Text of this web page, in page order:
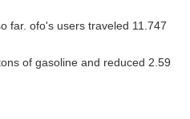
far. ofo's users traveled 11.747
of gasoline and reduced 2.59